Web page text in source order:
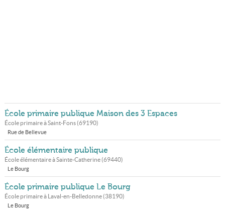
École primaire publique Maison des 3 Espaces
École primaire àSaint-Fons(69190)
Rue de Bellevue
École élémentaire publique
École élémentaire àSainte-Catherine(69440)
Le Bourg
École primaire publique Le Bourg
École primaire à Laval-en-Belledonne(38190)
Le Bourg